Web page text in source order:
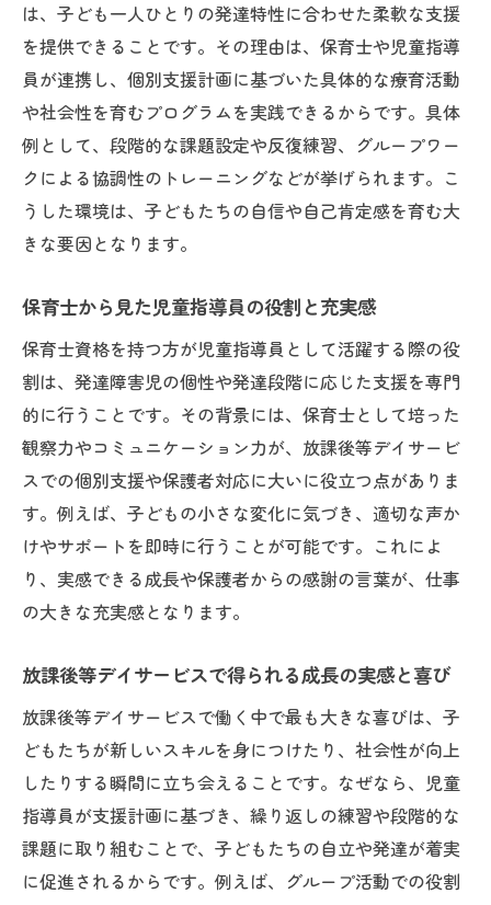
は、子ども一人ひとりの発達特性に合わせた柔軟な支援
を提供できることです。その理由は、保育士や児童指導
員が連携し、個別支援計画に基づいた具体的な療育活動
や社会性を育むプログラムを実践できるからです。具体
例として、段階的な課題設定や反復練習、グループワー
クによる協調性のトレーニングなどが挙げられます。こ
うした環境は、子どもたちの自信や自己肯定感を育む大
きな要因となります。
保育士から見た児童指導員の役割と充実感
保育士資格を持つ方が児童指導員として活躍する際の役
割は、発達障害児の個性や発達段階に応じた支援を専門
的に行うことです。その背景には、保育士として培った
観察力やコミュニケーション力が、放課後等デイサービ
スでの個別支援や保護者対応に大いに役立つ点がありま
す。例えば、子どもの小さな変化に気づき、適切な声か
けやサポートを即時に行うことが可能です。これによ
り、実感できる成長や保護者からの感謝の言葉が、仕事
の大きな充実感となります。
放課後等デイサービスで得られる成長の実感と喜び
放課後等デイサービスで働く中で最も大きな喜びは、子
どもたちが新しいスキルを身につけたり、社会性が向上
したりする瞬間に立ち会えることです。なぜなら、児童
指導員が支援計画に基づき、繰り返しの練習や段階的な
課題に取り組むことで、子どもたちの自立や発達が着実
に促進されるからです。例えば、グループ活動での役割